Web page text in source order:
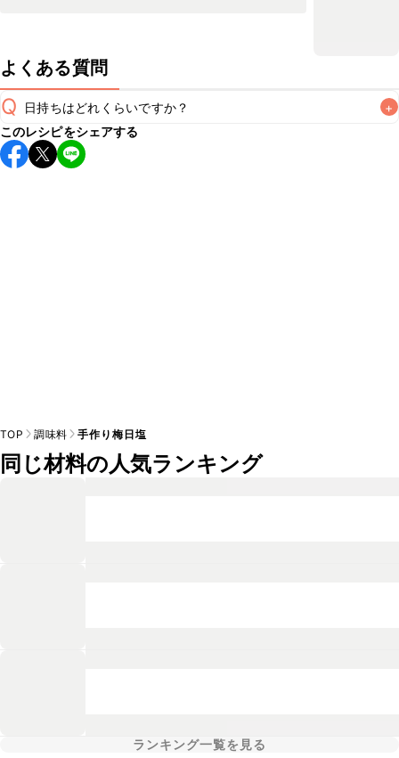
よくある質問
Q 日持ちはどれくらいですか？ +
保存期間は冷蔵で2~3日が目安です。なるべくお早めにお召
し上がりください。
このレシピをシェアする
TOP 調味料 手作り梅日塩
同じ材料の人気ランキング
ランキング一覧を見る